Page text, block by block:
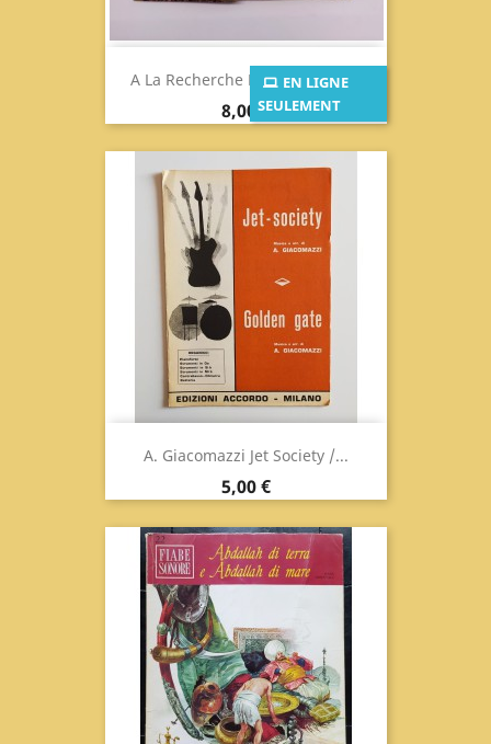
EN LIGNE
SEULEMENT
A La Recherche D’une Mariée...
Prix
8,00 €
A. Giacomazzi Jet Society /...
Prix
5,00 €